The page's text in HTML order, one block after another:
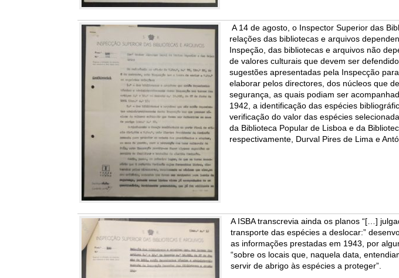
A 14 de agosto, o Inspector Superior das
relações das bibliotecas e arquivos
Inspeção, das bibliotecas e arquivos não
de valores culturais que devem ser
sugestões apresentadas pela Inspecção
elaborar pelos directores, dos núcleos que
segurança, as quais podiam ser
1942, a identificação das espécies
verificação do valor das espécies
da Biblioteca Popular de Lisboa e da
respectivamente, Durval Pires de Lima e
A ISBA transcrevia ainda os planos “[…]
transporte das espécies a deslocar:”
as informações prestadas em 1943, por
“sobre os locais que, naquela data,
servir de abrigo às espécies a proteger”.